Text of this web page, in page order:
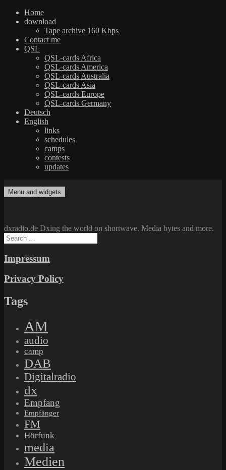
Home
download
Tape archive 160 Kbps
Contact me
QSL
QSL-cards Africa
QSL-cards America
QSL-cards Australia
QSL-cards Asia
QSL-cards Europe
QSL-cards Germany
Deutsch
English
links
schedules
camps
contests
updates
to
dxradio.de
DXing the world on shortwave
Menu and widgets
dxradio.de Dxing the world on shortwave. Media bytes and more.
Search
for:
Impressum
Privacy Policy
Tags
AM
audio
camp
DAB
Digitalradio
dx
Empfang
Empfänger
FM
Hörfunk
media
Medien